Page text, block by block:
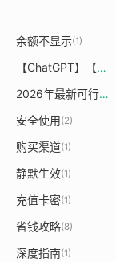
余额不显示(1)
【ChatGPT】【中文版】
2026年最新可行方法
安全使用(2)
购买渠道(1)
静默生效(1)
充值卡密(1)
省钱攻略(8)
深度指南(1)